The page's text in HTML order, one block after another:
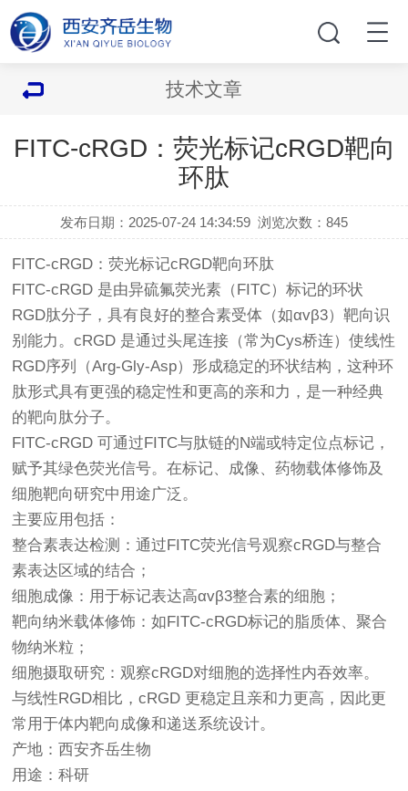
技术文章
FITC-cRGD：荧光标记cRGD靶向
环肽
发布日期：2025-07-24 14:34:59 浏览次数：845
FITC-cRGD：荧光标记cRGD靶向环肽
FITC-cRGD 是由异硫氟荧光素（FITC）标记的环状
RGD肽分子，具有良好的整合素受体（如αvβ3）靶向识
别能力。cRGD 是通过头尾连接（常为Cys桥连）使线性
RGD序列（Arg-Gly-Asp）形成稳定的环状结构，这种环
肽形式具有更强的稳定性和更高的亲和力，是一种经典
的靶向肽分子。
FITC-cRGD 可通过FITC与肽链的N端或特定位点标记，
赋予其绿色荧光信号。在标记、成像、药物载体修饰及
细胞靶向研究中用途广泛。
主要应用包括：
整合素表达检测：通过FITC荧光信号观察cRGD与整合
素表达区域的结合；
细胞成像：用于标记表达高αvβ3整合素的细胞；
靶向纳米载体修饰：如FITC-cRGD标记的脂质体、聚合
物纳米粒；
细胞摄取研究：观察cRGD对细胞的选择性内吞效率。
与线性RGD相比，cRGD 更稳定且亲和力更高，因此更
常用于体内靶向成像和递送系统设计。
产地：西安齐岳生物
用途：科研